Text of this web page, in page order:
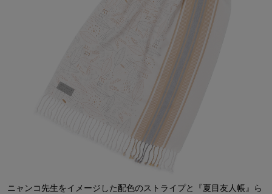
ニャンコ先生をイメージした配色のストライプと『夏目友人帳』ら